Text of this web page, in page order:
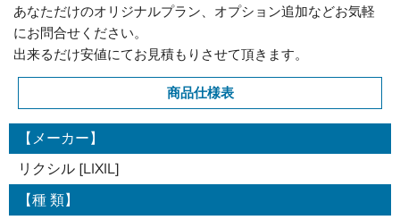
あなただけのオリジナルプラン、オプション追加などお気軽
にお問合せください。
出来るだけ安値にてお見積もりさせて頂きます。
商品仕様表
【メーカー】
リクシル [LIXIL]
【種 類】